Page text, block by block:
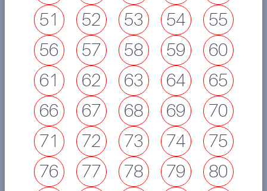
51
52 53 54
55
56
57 58 59
60
61
62 63 64
65
66
67 68 69
70
71
72 73 74
75
76
77 78 79
80